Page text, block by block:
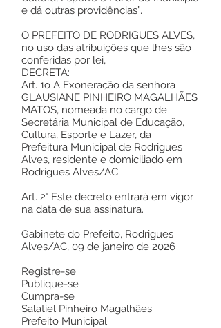
e dá outras providências”.
O PREFEITO DE RODRIGUES ALVES,
no uso das atribuições que lhes são
conferidas por lei,
DECRETA:
Art. 1o A Exoneração da senhora
GLAUSIANE PINHEIRO MAGALHÃES
MATOS, nomeada no cargo de
Secretária Municipal de Educação,
Cultura, Esporte e Lazer, da
Prefeitura Municipal de Rodrigues
Alves, residente e domiciliado em
Rodrigues Alves/AC.
Art. 2° Este decreto entrará em vigor
na data de sua assinatura.
Gabinete do Prefeito, Rodrigues
Alves/AC, 09 de janeiro de 2026
Registre-se
Publique-se
Cumpra-se
Salatiel Pinheiro Magalhães
Prefeito Municipal